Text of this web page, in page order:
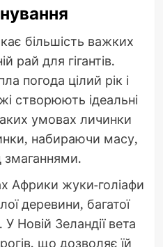
більшість важких
рай для гігантів.
погода цілий рік і
створюють ідеальні
умовах личинки
набираючи масу,
змаганнями.
Африки жуки-голіафи
деревини, багатої
Новій Зеландії вета
що дозволяє їй